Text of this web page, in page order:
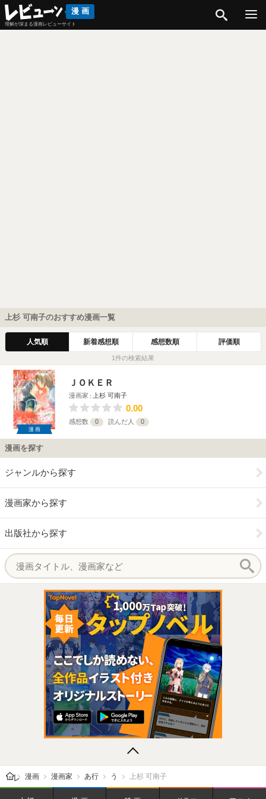
漫画
理解が深まる漫画レビューサイト
上杉 可南子のおすすめ漫画一覧
人気順 新着感想順 感想数順 評価順
1件の検索結果
漫画
ＪＯＫＥＲ
漫画家 上杉 可南子
0.00
感想数 0 読んだ人 0
漫画を探す
ジャンルから探す
漫画家から探す
出版社から探す
レビューン トップ
漫画 漫画家 あ行 う 上杉 可南子